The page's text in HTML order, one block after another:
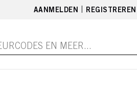
AANMELDEN REGISTREREN